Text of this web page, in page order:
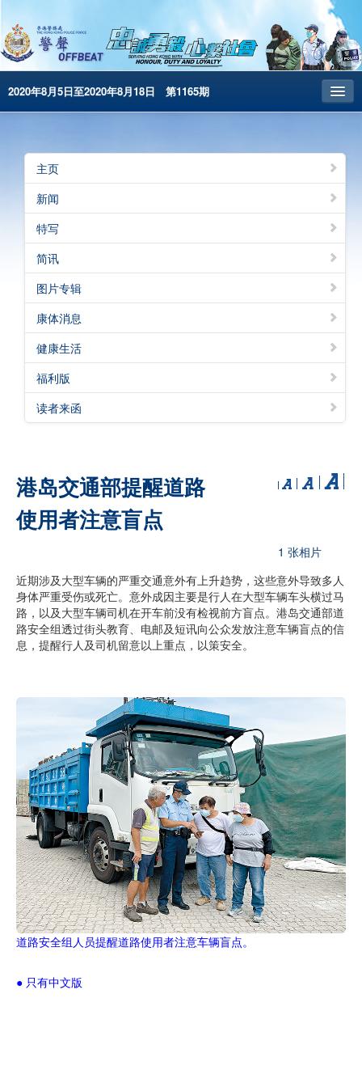
2020年8月5日至2020年8月18日 第1165期
昔日警声
警务处主页
繁体版
English
电子书版
主页
新闻
特写
简讯
图片专辑
康体消息
健康生活
福利版
读者来函
港岛交通部提醒道路
使用者注意盲点
1 张相片
近期涉及大型车辆的严重交通意外有上升趋势，这些意外导致多人
身体严重受伤或死亡。意外成因主要是行人在大型车辆车头横过马
路，以及大型车辆司机在开车前没有检视前方盲点。港岛交通部道
路安全组透过街头教育、电邮及短讯向公众发放注意车辆盲点的信
息，提醒行人及司机留意以上重点，以策安全。
道路安全组人员提醒道路使用者注意车辆盲点。
● 只有中文版